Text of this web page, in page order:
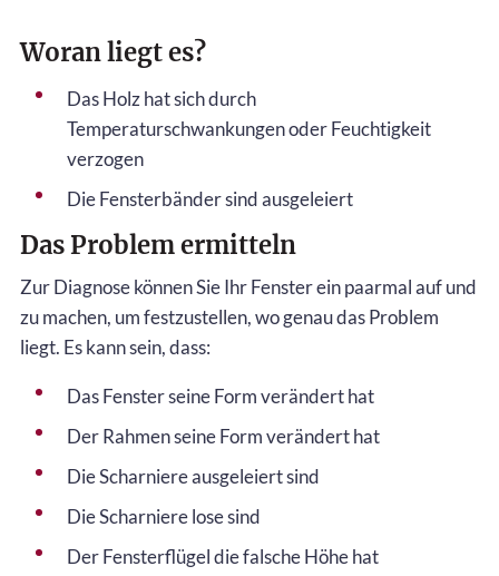
Woran liegt es?
Das Holz hat sich durch
Temperaturschwankungen oder Feuchtigkeit
verzogen
Die Fensterbänder sind ausgeleiert
Das Problem ermitteln
Zur Diagnose können Sie Ihr Fenster ein paarmal auf und
zu machen, um festzustellen, wo genau das Problem
liegt. Es kann sein, dass:
Das Fenster seine Form verändert hat
Der Rahmen seine Form verändert hat
Die Scharniere ausgeleiert sind
Die Scharniere lose sind
Der Fensterflügel die falsche Höhe hat